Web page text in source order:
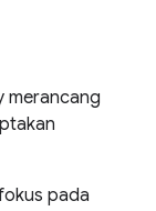
merancang
pada